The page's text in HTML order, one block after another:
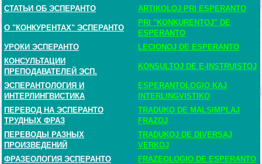
СТАТЬИ ОБ ЭСПЕРАНТО
ARTIKOLOJ PRI ESPERANTO
О "КОНКУРЕНТАХ" ЭСПЕРАНТО
PRI "KONKURENTOJ" DE
ESPERANTO
УРОКИ ЭСПЕРАНТО
LECIONOJ DE ESPERANTO
КОНСУЛЬТАЦИИ
ПРЕПОДАВАТЕЛЕЙ ЭСП.
KONSULTOJ DE E-INSTRUISTOJ
ЭСПЕРАНТОЛОГИЯ И
ИНТЕРЛИНГВИСТИКА
ESPERANTOLOGIO KAJ
INTERLINGVISTIKO
ПЕРЕВОД НА ЭСПЕРАНТО
ТРУДНЫХ ФРАЗ
TRADUKO DE MALSIMPLAJ
FRAZOJ
ПЕРЕВОДЫ РАЗНЫХ
ПРОИЗВЕДЕНИЙ
TRADUKOJ DE DIVERSAJ
VERKOJ
ФРАЗЕОЛОГИЯ ЭСПЕРАНТО
FRAZEOLOGIO DE ESPERANTO